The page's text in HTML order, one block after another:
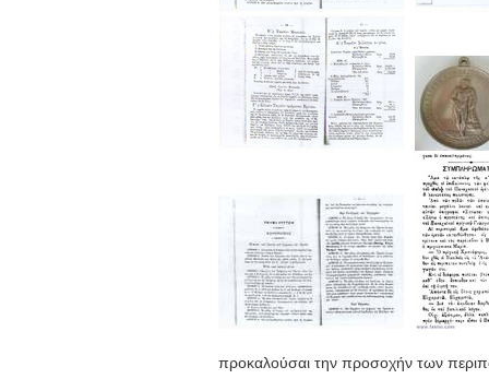
προκαλούσαι την προσοχήν των